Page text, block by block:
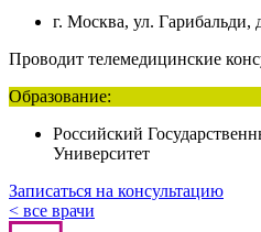
г. Москва, ул.
Проводит телемедицинские
Образование:
Российский
Университет
Записаться на консультацию
< все врачи